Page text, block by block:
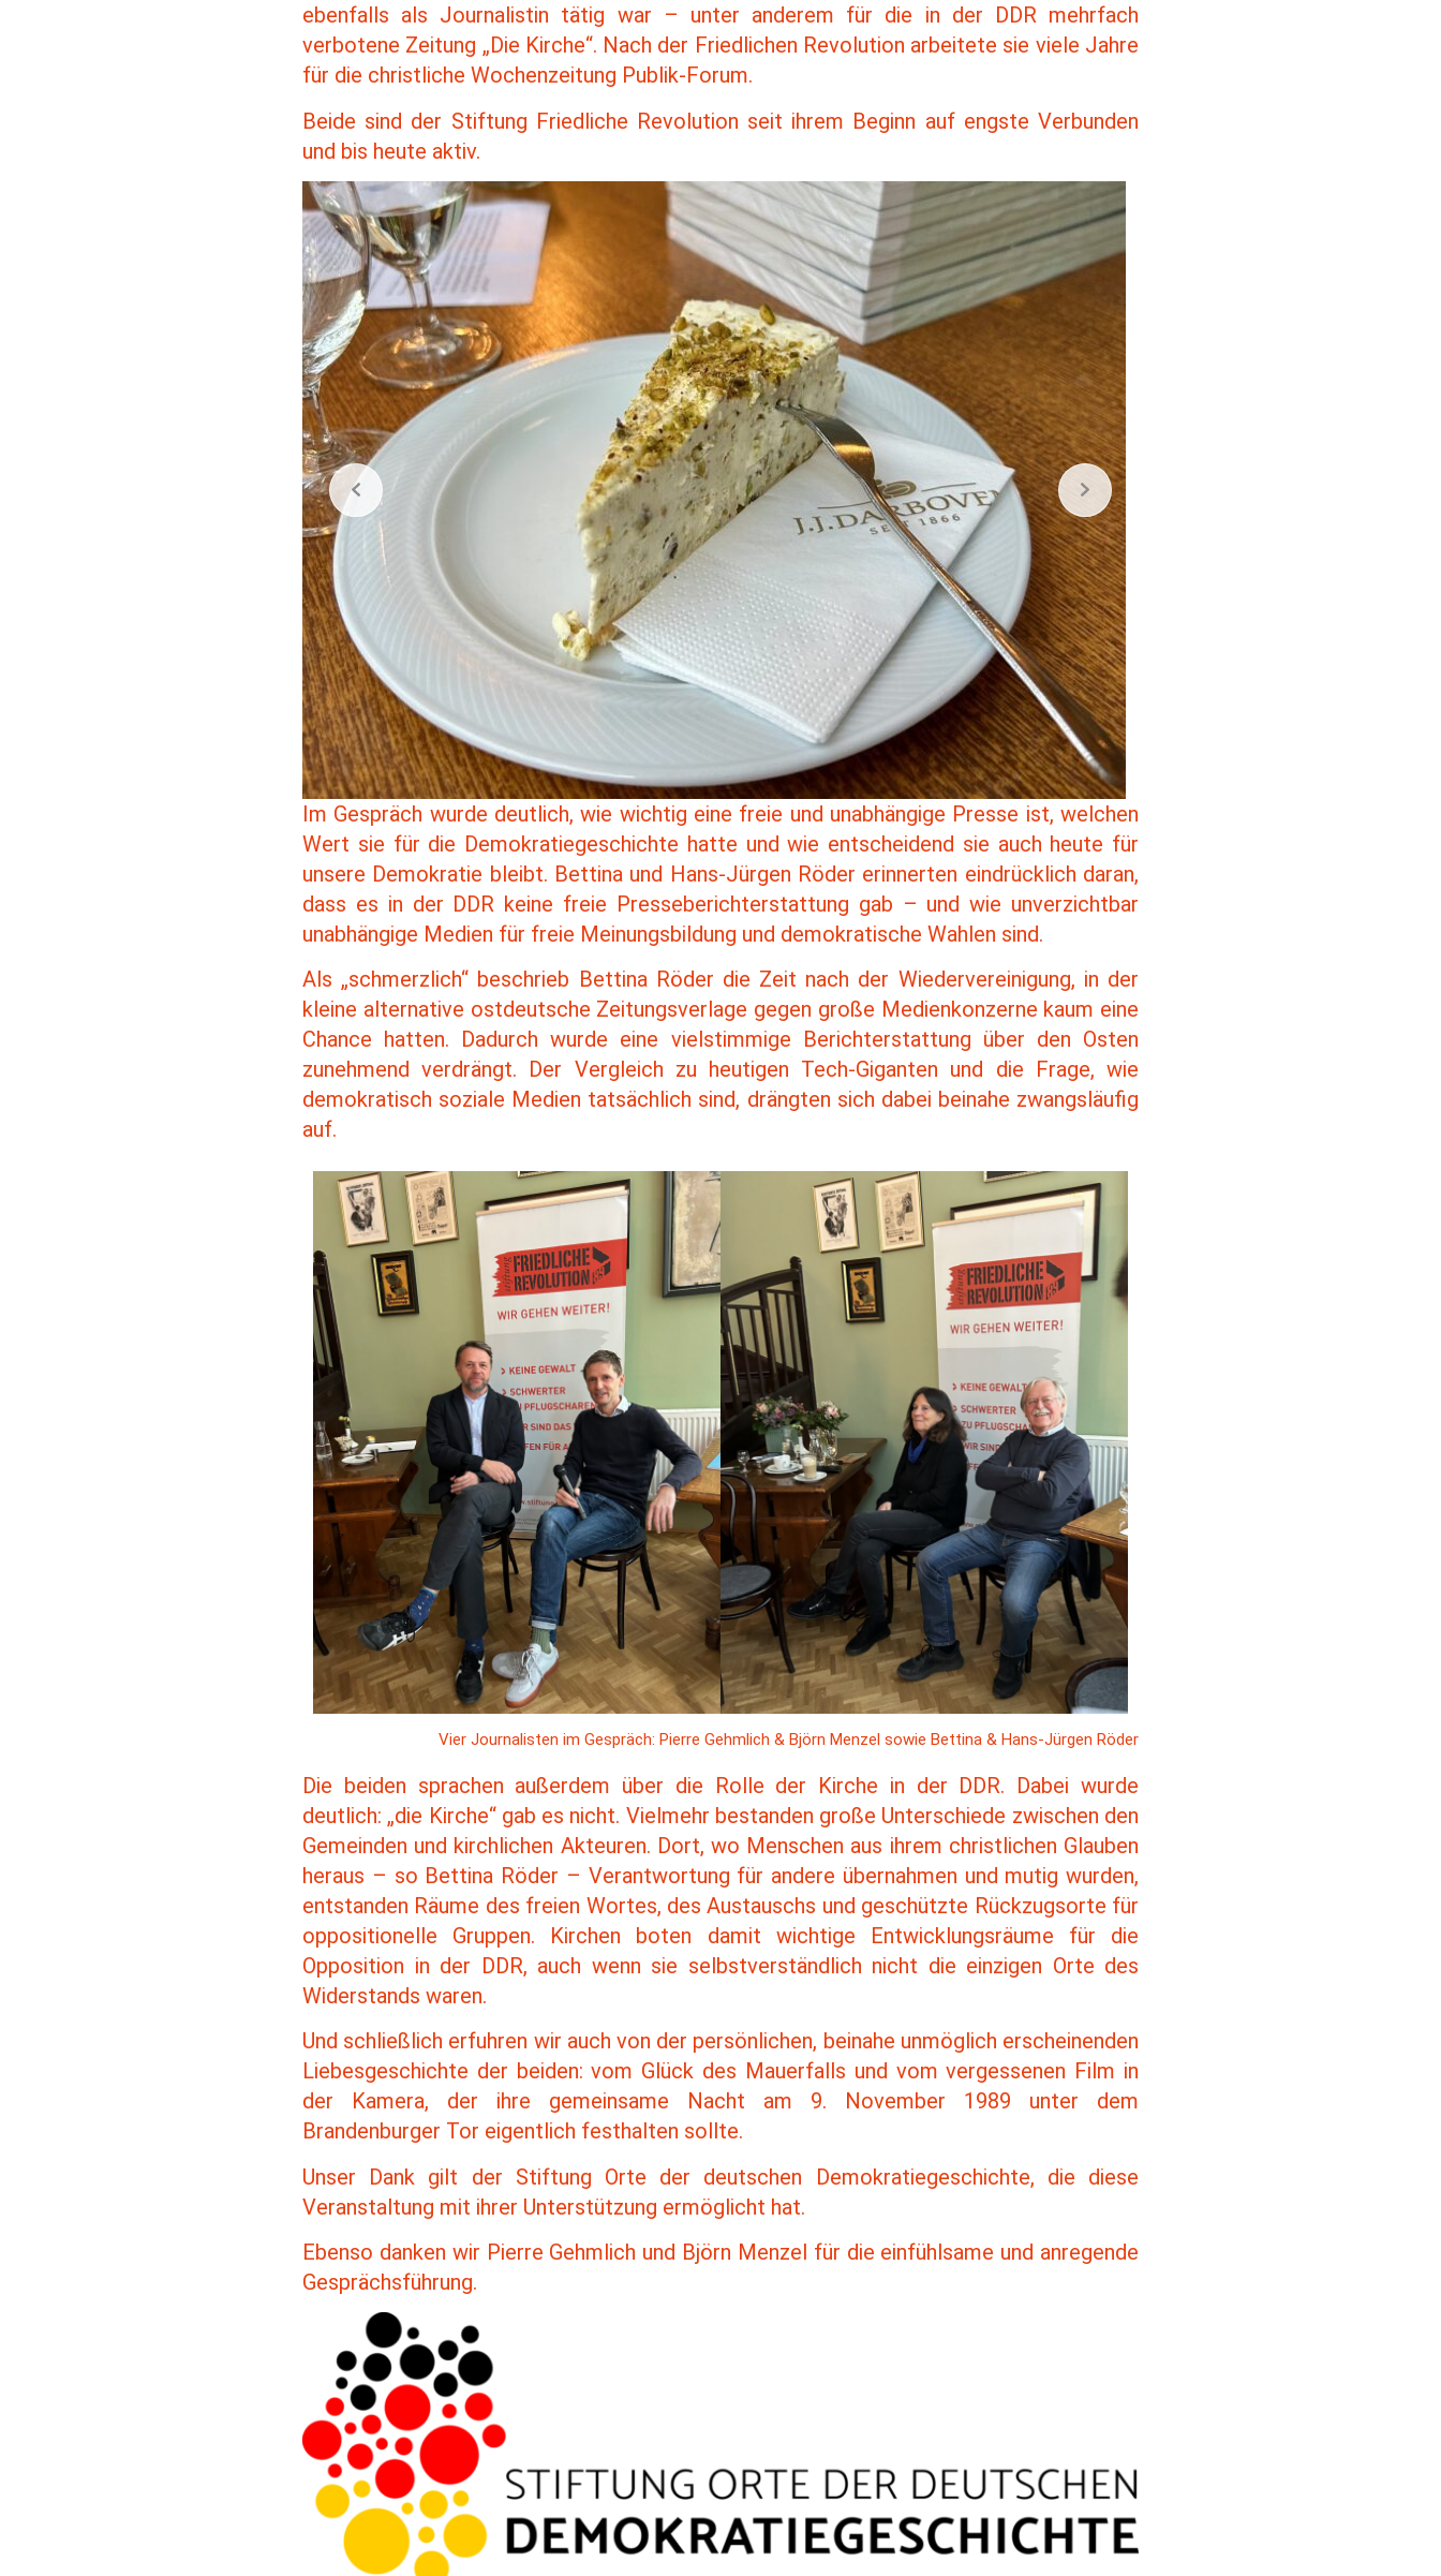
ebenfalls als Journalistin tätig war – unter anderem für die in der DDR mehrfach
verbotene Zeitung „Die Kirche“. Nach der Friedlichen Revolution arbeitete sie viele Jahre
für die christliche Wochenzeitung Publik-Forum.
Beide sind der Stiftung Friedliche Revolution seit ihrem Beginn auf engste Verbunden
und bis heute aktiv.
Im Gespräch wurde deutlich, wie wichtig eine freie und unabhängige Presse ist, welchen
Wert sie für die Demokratiegeschichte hatte und wie entscheidend sie auch heute für
unsere Demokratie bleibt. Bettina und Hans-Jürgen Röder erinnerten eindrücklich daran,
dass es in der DDR keine freie Presseberichterstattung gab – und wie unverzichtbar
unabhängige Medien für freie Meinungsbildung und demokratische Wahlen sind.
Als „schmerzlich“ beschrieb Bettina Röder die Zeit nach der Wiedervereinigung, in der
kleine alternative ostdeutsche Zeitungsverlage gegen große Medienkonzerne kaum eine
Chance hatten. Dadurch wurde eine vielstimmige Berichterstattung über den Osten
zunehmend verdrängt. Der Vergleich zu heutigen Tech-Giganten und die Frage, wie
demokratisch soziale Medien tatsächlich sind, drängten sich dabei beinahe zwangsläufig
auf.
Vier Journalisten im Gespräch: Pierre Gehmlich & Björn Menzel sowie Bettina & Hans-Jürgen Röder
Die beiden sprachen außerdem über die Rolle der Kirche in der DDR. Dabei wurde
deutlich: „die Kirche“ gab es nicht. Vielmehr bestanden große Unterschiede zwischen den
Gemeinden und kirchlichen Akteuren. Dort, wo Menschen aus ihrem christlichen Glauben
heraus – so Bettina Röder – Verantwortung für andere übernahmen und mutig wurden,
entstanden Räume des freien Wortes, des Austauschs und geschützte Rückzugsorte für
oppositionelle Gruppen. Kirchen boten damit wichtige Entwicklungsräume für die
Opposition in der DDR, auch wenn sie selbstverständlich nicht die einzigen Orte des
Widerstands waren.
Und schließlich erfuhren wir auch von der persönlichen, beinahe unmöglich erscheinenden
Liebesgeschichte der beiden: vom Glück des Mauerfalls und vom vergessenen Film in
der Kamera, der ihre gemeinsame Nacht am 9. November 1989 unter dem
Brandenburger Tor eigentlich festhalten sollte.
Unser Dank gilt der Stiftung Orte der deutschen Demokratiegeschichte, die diese
Veranstaltung mit ihrer Unterstützung ermöglicht hat.
Ebenso danken wir Pierre Gehmlich und Björn Menzel für die einfühlsame und anregende
Gesprächsführung.